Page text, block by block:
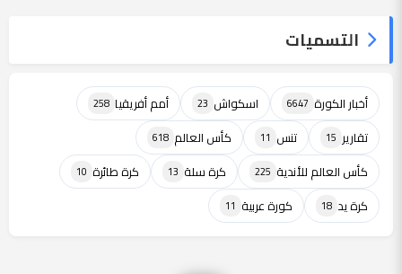
التسميات
أخبار الكورة 6647 اسكواش 23 أمم أفريقيا 258
تقارير 15 تنس 11 كأس العالم 618
كأس العالم للأندية 225 كرة سلة 13 كرة طائرة 10
كرة يد 18 كورة عربية 11